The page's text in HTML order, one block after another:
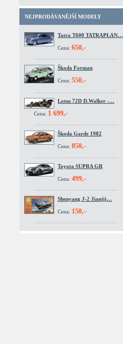
NEJPRODÁVANĚJŠÍ MODELY
Tatra T600 TATRAPLAN…
Cena: 650,-
Škoda Forman
Cena: 550,-
Lotus 72D D.Walker -…
Cena: 1 699,-
Škoda Garde 1982
Cena: 850,-
Toyota SUPRA GR
Cena: 499,-
Shenyang J-2 Jianjij…
Cena: 150,-